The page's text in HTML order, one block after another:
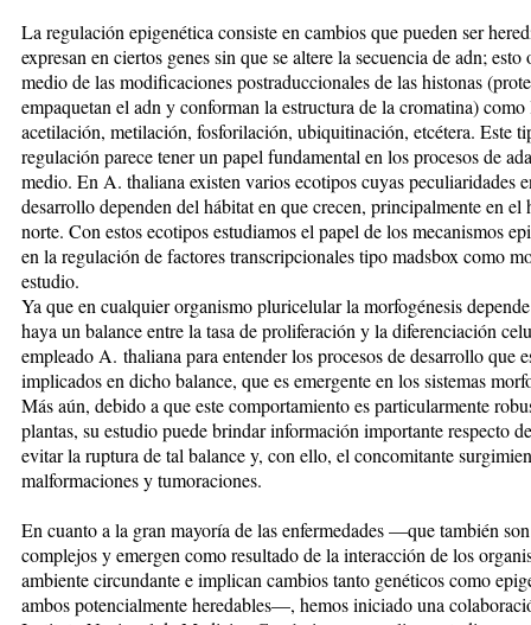
La regulación epigenética consiste en cambios que pueden ser
expresan en ciertos genes sin que se altere la secuencia de adn; esto
medio de las modificaciones postraduccionales de las histonas
empaquetan el adn y conforman la estructura de la cromatina) como
acetilación, metilación, fosforilación, ubiquitinación, etcétera. Este
regulación parece tener un papel fundamental en los procesos de
medio. En A. thaliana existen varios ecotipos cuyas peculiaridades
desarrollo dependen del hábitat en que crecen, principalmente en el
norte. Con estos ecotipos estudiamos el papel de los mecanismos
en la regulación de factores transcripcionales tipo madsbox como
estudio.
Ya que en cualquier organismo pluricelular la morfogénesis
haya un balance entre la tasa de proliferación y la diferenciación
empleado A. thaliana para entender los procesos de desarrollo que
implicados en dicho balance, que es emergente en los sistemas
Más aún, debido a que este comportamiento es particularmente
plantas, su estudio puede brindar información importante respecto
evitar la ruptura de tal balance y, con ello, el concomitante
malformaciones y tumoraciones.
En cuanto a la gran mayoría de las enfermedades —que también
complejos y emergen como resultado de la interacción de los
ambiente circundante e implican cambios tanto genéticos como
ambos potencialmente heredables—, hemos iniciado una